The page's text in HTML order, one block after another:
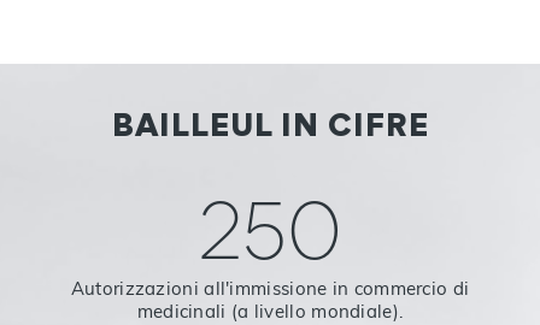
BAILLEUL IN CIFRE
250
Autorizzazioni all'immissione in commercio di
medicinali (a livello mondiale).